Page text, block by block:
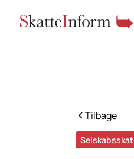
Tilbage
Selskabsskat